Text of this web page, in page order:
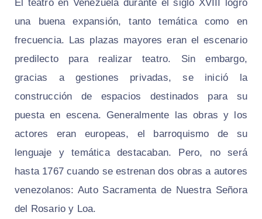
El teatro en Venezuela durante el siglo XVIII logró
una buena expansión, tanto temática como en
frecuencia. Las plazas mayores eran el escenario
predilecto para realizar teatro. Sin embargo,
gracias a gestiones privadas, se inició la
construcción de espacios destinados para su
puesta en escena. Generalmente las obras y los
actores eran europeas, el barroquismo de su
lenguaje y temática destacaban. Pero, no será
hasta 1767 cuando se estrenan dos obras a autores
venezolanos: Auto Sacramenta de Nuestra Señora
del Rosario y Loa.